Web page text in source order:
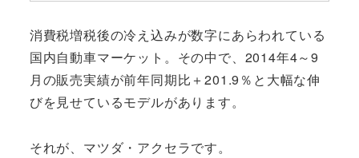
消費税増税後の冷え込みが数字にあらわれている
国内自動車マーケット。その中で、2014年4～9
月の販売実績が前年同期比＋201.9％と大幅な伸
びを見せているモデルがあります。
それが、マツダ・アクセラです。